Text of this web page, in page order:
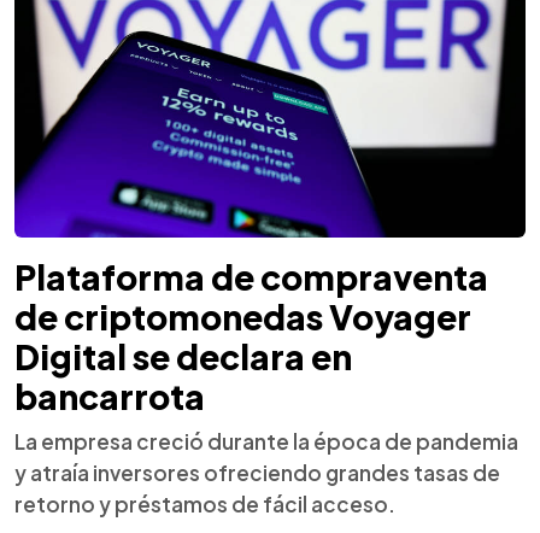
Plataforma de compraventa
de criptomonedas Voyager
Digital se declara en
bancarrota
La empresa creció durante la época de pandemia
y atraía inversores ofreciendo grandes tasas de
retorno y préstamos de fácil acceso.